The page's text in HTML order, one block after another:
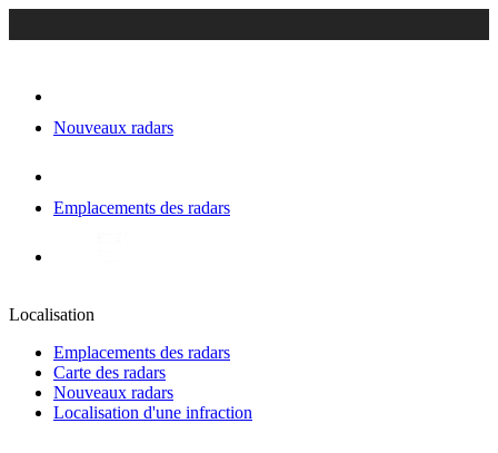
Nouveaux radars
Emplacements des radars
Localisation
Emplacements des radars
Carte des radars
Nouveaux radars
Localisation d'une infraction